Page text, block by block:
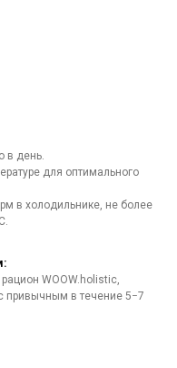
в день.
для оптимального
в холодильнике, не более
WOOW.holistic,
привычным в течение 5−7